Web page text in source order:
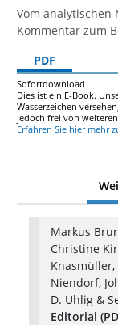
Vom
Kommentar zum
PDF
Sofortdownload
Dies ist ein E-Book.
Wasserzeichen versehen,
jedoch frei von
Erfahren Sie hier mehr
Markus
Christine
Knasmüller,
Niendorf,
D. Uhlig &
Editorial